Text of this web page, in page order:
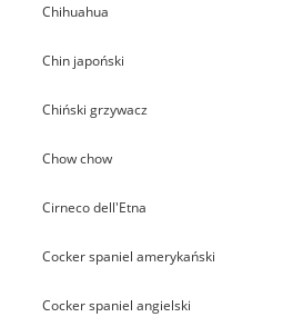
Chihuahua
Chin japoński
Chiński grzywacz
Chow chow
Cirneco dell'Etna
Cocker spaniel amerykański
Cocker spaniel angielski